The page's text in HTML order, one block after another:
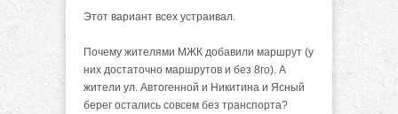
Этот вариант всех устраивал.
Почему жителями МЖК добавили маршрут (у
них достаточно маршрутов и без 8го). А
жители ул. Автогенной и Никитина и Ясный
берег остались совсем без транспорта?